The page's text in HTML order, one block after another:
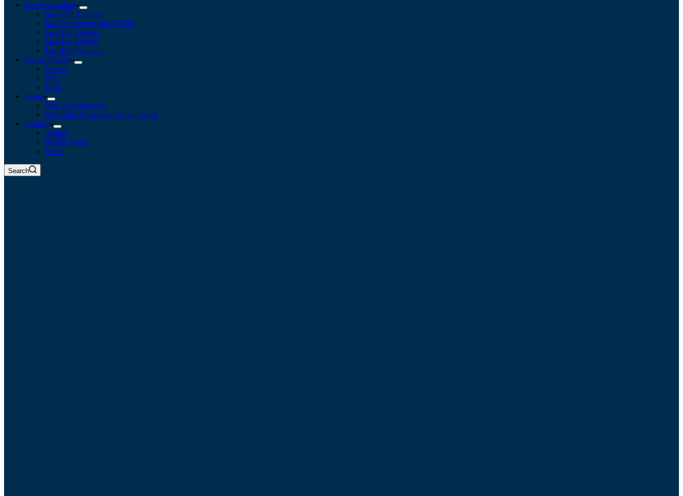
Jasa Perpajakan
Jasa SPT Tahunan
Jasa Pendampingan SP2DK
Jasa Tax Retainer
Jasa Tax Review
Jasa Tax Planning
Tentang Kami
Kontak
FAQ
Karir
Event
BBF Collaboration
Workshop Pengusaha Paham Pajak
Sumber
Artikel
Belajar Pajak
Berita
Search